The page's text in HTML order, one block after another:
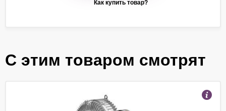
С этим товаром смотрят